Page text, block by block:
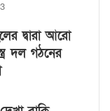
দ্বারা আরো
দল গঠনের